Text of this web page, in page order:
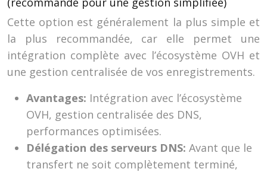
Cette option est généralement la plus simple et
la plus recommandée, car elle permet une
intégration complète avec l’écosystème OVH et
une gestion centralisée de vos enregistrements.
Avantages: Intégration avec l’écosystème
OVH, gestion centralisée des DNS,
performances optimisées.
Délégation des serveurs DNS: Avant que le
transfert ne soit complètement terminé,